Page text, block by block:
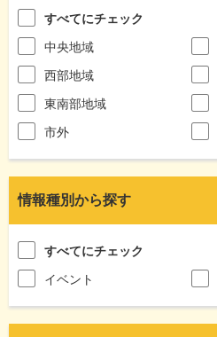
すべてにチェック
中央地域
西部地域
東南部地域
市外
情報種別から探す
すべてにチェック
イベント